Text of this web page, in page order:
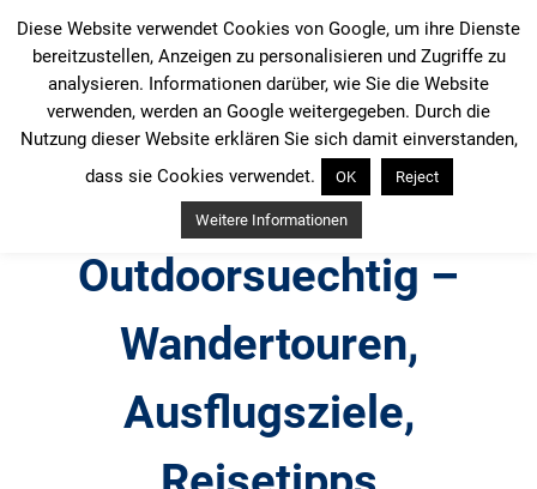
Inhalt
springen
Outdoorsuechtig –
Wandertouren,
Ausflugsziele,
Diese Website verwendet Cookies von Google, um ihre Dienste
bereitzustellen, Anzeigen zu personalisieren und Zugriffe zu
analysieren. Informationen darüber, wie Sie die Website
verwenden, werden an Google weitergegeben. Durch die
Nutzung dieser Website erklären Sie sich damit einverstanden,
dass sie Cookies verwendet.
OK Reject
Weitere Informationen